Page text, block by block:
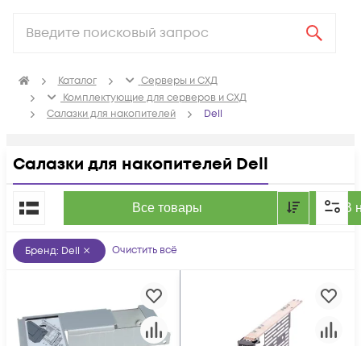
Каталог
Серверы и СХД
Комплектующие для серверов и СХД
Салазки для накопителей
Dell
Салазки для накопителей Dell
Все товары В
По популярности
Бренд: Dell Очистить всё